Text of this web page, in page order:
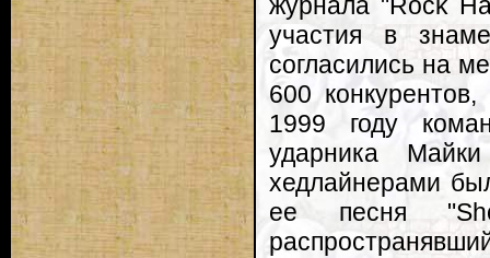
журнала "Rock
участия в
согласились на
600
1999 году
ударника
хедлайнерами
ее песня